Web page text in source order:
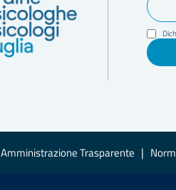
Amministrazione Trasparente |